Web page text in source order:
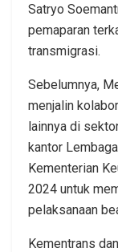
Satryo
pemaparan
transmigrasi.
Sebelumnya,
menjalin
lainnya di
kantor
Kementerian
2024 untuk
pelaksanaan
Kementrans